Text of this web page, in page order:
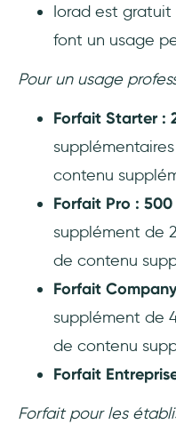
Iorad est gratuit
font un usage
Pour un usage
Forfait Starter :
contenu
Forfait Pro :
supplément de
de contenu
Forfait
supplément de
de contenu
Forfait
Forfait pour les